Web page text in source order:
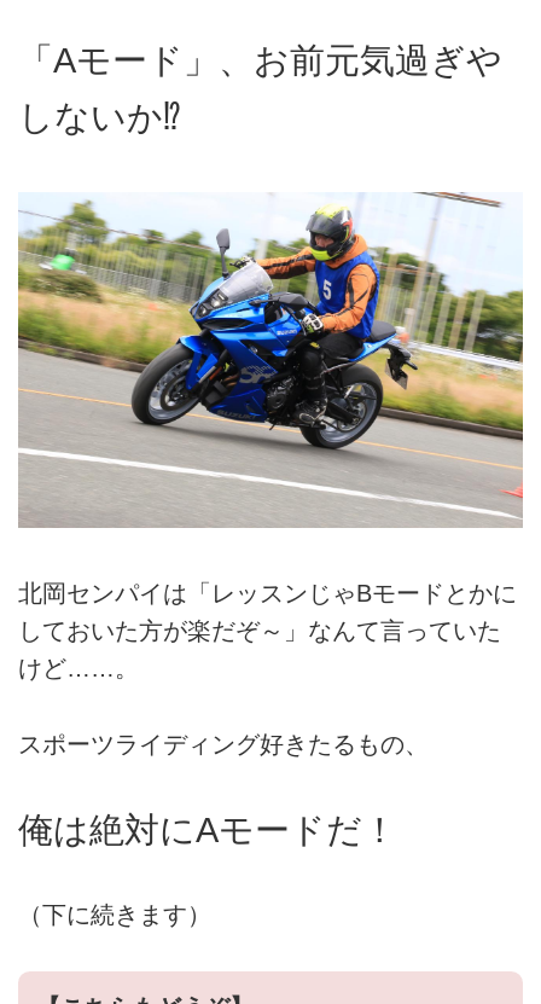
「Aモード」、お前元気過ぎや
しないか⁉
北岡センパイは「レッスンじゃBモードとかに
しておいた方が楽だぞ～」なんて言っていた
けど……。
スポーツライディング好きたるもの、
俺は絶対にAモードだ！
（下に続きます）